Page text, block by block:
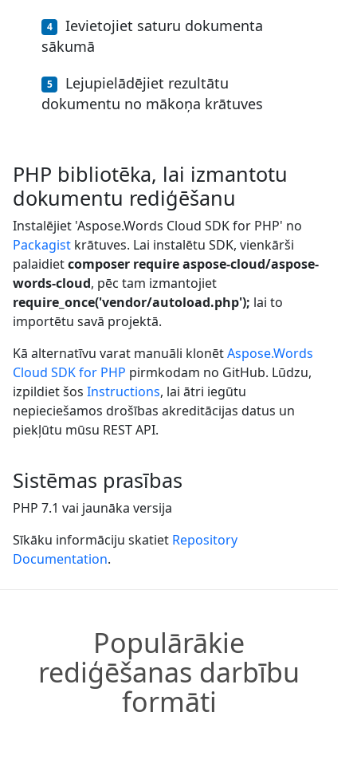
Ievietojiet saturu dokumenta
sākumā
Lejupielādējiet rezultātu
dokumentu no mākoņa krātuves
PHP bibliotēka, lai izmantotu
dokumentu rediģēšanu
Instalējiet 'Aspose.Words Cloud SDK for PHP' no
Packagist krātuves. Lai instalētu SDK, vienkārši
palaidietcomposer require aspose-cloud/aspose-
words-cloud, pēc tam izmantojiet
require_once('vendor/autoload.php'); lai to
importētu savā projektā.
Kā alternatīvu varat manuāli klonētAspose.Words
Cloud SDK for PHP pirmkodam no GitHub. Lūdzu,
izpildiet šos Instructions, lai ātri iegūtu
nepieciešamos drošības akreditācijas datus un
piekļūtu mūsu REST API.
Sistēmas prasības
PHP 7.1 vai jaunāka versija
Sīkāku informāciju skatiet Repository
Documentation.
Populārākie
rediģēšanas darbību
formāti